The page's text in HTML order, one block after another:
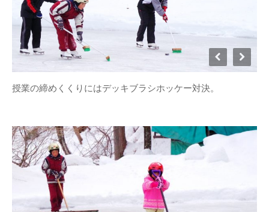
学校 明宝小学校 明宝山里研究会
明
宝文化財保護協会
民俗資料館 春 栃尾里人塾
樹祭 源右衛門 祭礼 給食ランチ
講座 道の駅 食 食事
鶏ち
ゃん
2026年3月(4)
2025年12月
2025年11月
2025年9月(1)
授業の締めくくりにはデッキブラシホッケー対決。